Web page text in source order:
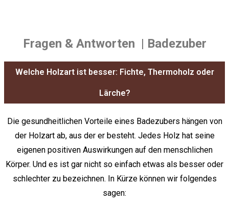
Fragen & Antworten | Badezuber
Welche Holzart ist besser: Fichte, Thermoholz oder
Lärche?
Die gesundheitlichen Vorteile eines Badezubers hängen von
der Holzart ab, aus der er besteht. Jedes Holz hat seine
eigenen positiven Auswirkungen auf den menschlichen
Körper. Und es ist gar nicht so einfach etwas als besser oder
schlechter zu bezeichnen. In Kürze können wir folgendes
sagen: